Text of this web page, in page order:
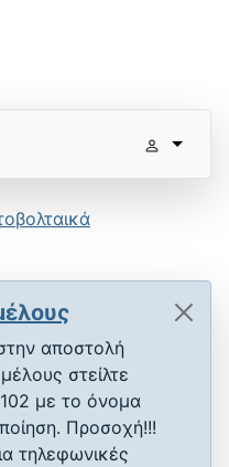
αποστολή
στείλτε
με το όνομα
Προσοχή!!!
τηλεφωνικές